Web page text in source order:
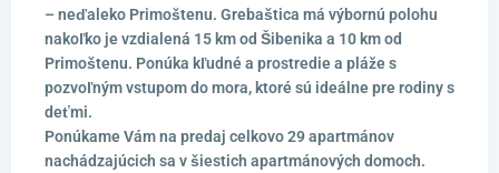
– neďaleko Primoštenu. Grebaštica má výbornú polohu
nakoľko je vzdialená 15 km od Šibenika a 10 km od
Primoštenu. Ponúka kľudné a prostredie a pláže s
pozvoľným vstupom do mora, ktoré sú ideálne pre rodiny s
deťmi.
Ponúkame Vám na predaj celkovo 29 apartmánov
nachádzajúcich sa v šiestich apartmánových domoch.